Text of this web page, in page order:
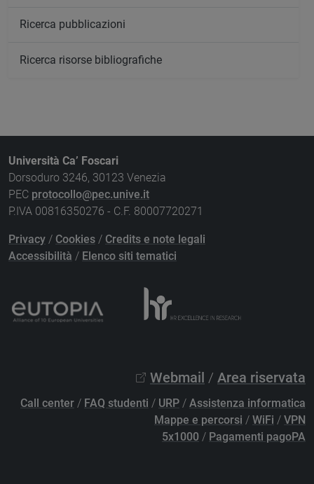
Ricerca pubblicazioni
Ricerca risorse bibliografiche
Università Ca’ Foscari
Dorsoduro 3246, 30123 Venezia
PEC protocollo@pec.unive.it
P.IVA 00816350276 - C.F. 80007720271
Privacy / Cookies / Credits e note legali
Accessibilità / Elenco siti tematici
Webmail / Area riservata
Call center / FAQ studenti / URP / Assistenza informatica
Mappe e percorsi / WiFi / VPN
5x1000 / Pagamenti pagoPA